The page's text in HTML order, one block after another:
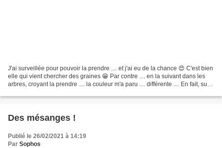
J'ai surveillée pour pouvoir la prendre .... et j'ai eu de la chance 😍 C'est bien
elle qui vient chercher des graines 😁 Par contre .... en la suivant dans les
arbres, croyant la prendre .... la couleur m'a paru .... différente .... En fait, sur
Des mésanges !
Publié le 26/02/2021 à 14:19
Par Sophos